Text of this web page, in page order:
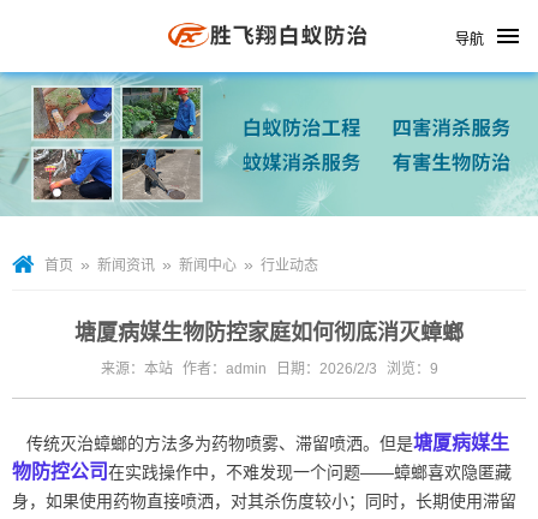
导航
首页 » 新闻资讯 » 新闻中心 » 行业动态
塘厦病媒生物防控家庭如何彻底消灭蟑螂
来源：本站 作者：admin 日期：2026/2/3 浏览： 9
传统灭治蟑螂的方法多为药物喷雾、滞留喷洒。但是塘厦病媒生
物防控公司在实践操作中，不难发现一个问题——蟑螂喜欢隐匿藏
身，如果使用药物直接喷洒，对其杀伤度较小；同时，长期使用滞留